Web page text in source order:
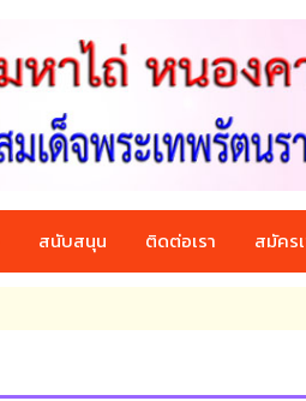
สนับสนุน ติดต่อเรา สมัคร